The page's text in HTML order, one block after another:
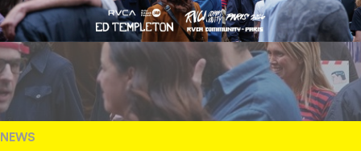
NEWS